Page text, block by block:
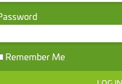
Remember Me